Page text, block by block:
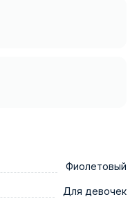
Фиолетовый
Для девочек